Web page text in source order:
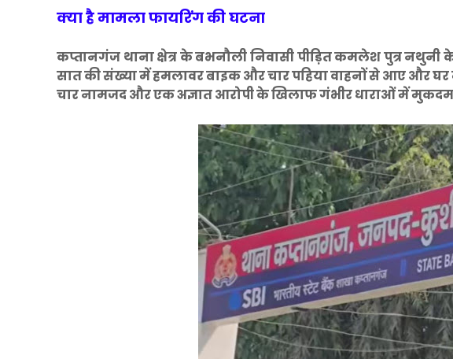
क्या है मामला फायरिंग की घटना
कप्तानगंज थाना क्षेत्र के बभनौली निवासी पीड़ित कमलेश पुत्र
सात की संख्या में हमलावर बाइक और चार पहिया वाहनों से आए और
चार नामजद और एक अज्ञात आरोपी के खिलाफ गंभीर धाराओं में मुकदमा